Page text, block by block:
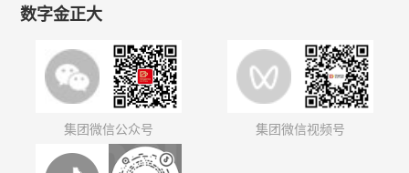
数字金正大
集团微信公众号 集团微信视频号